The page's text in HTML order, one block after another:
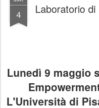
4 Laboratorio
Lunedì 9 maggio
L'Università di